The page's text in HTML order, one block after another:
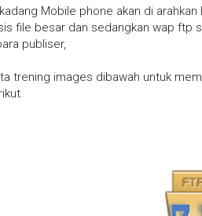
Mobile phone akan di
file besar dan sedangkan wap ftp
publiser,
trening images dibawah untuk